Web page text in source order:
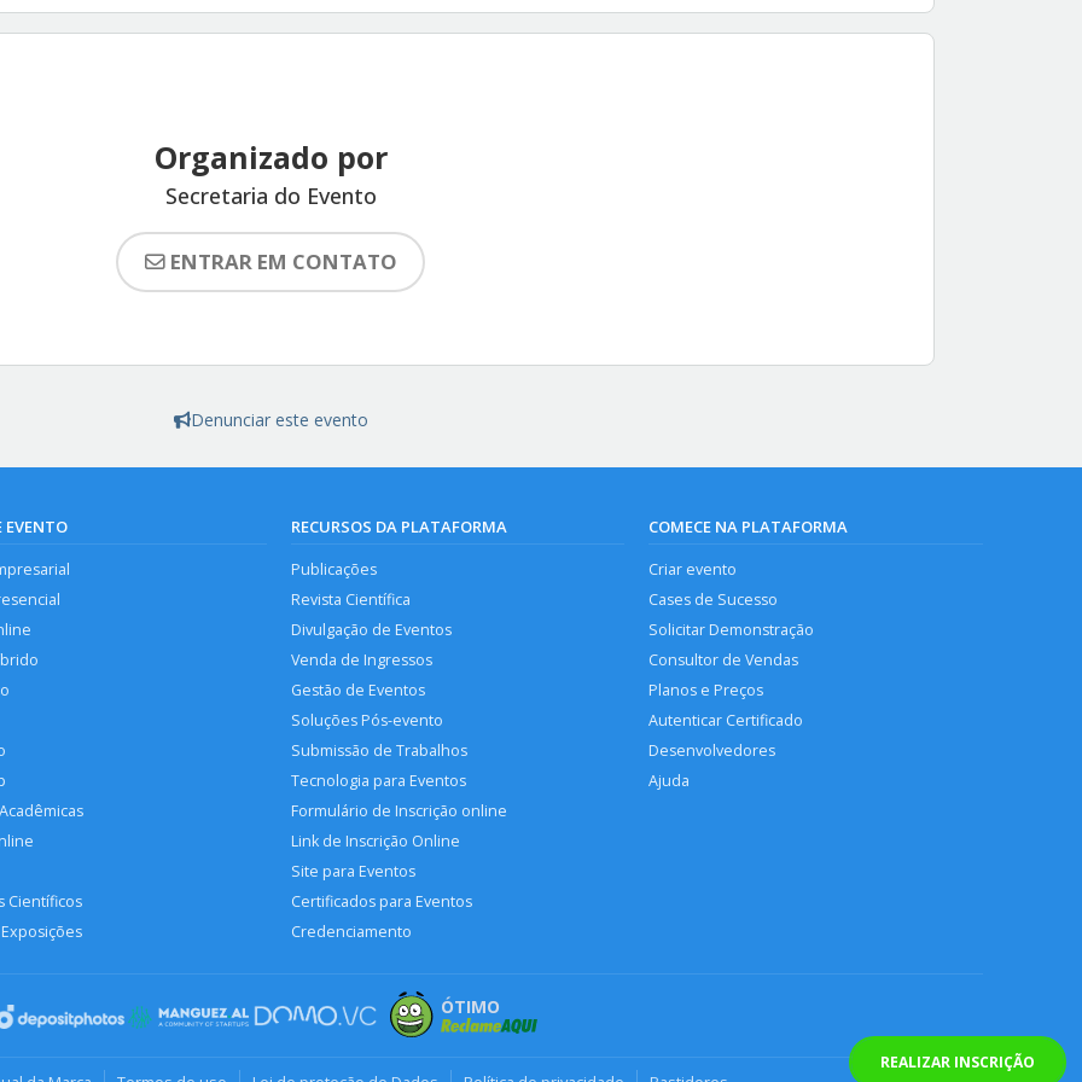
REALIZAR INSCRIÇÃO
Organizado por
Secretaria do Evento
ENTRAR EM CONTATO
Denunciar este evento
EVENTO
Científicos
RECURSOS DA PLATAFORMA
Publicações
Revista Científica
Divulgação de Eventos
Venda de Ingressos
Gestão de Eventos
Soluções Pós-evento
Submissão de Trabalhos
Tecnologia para Eventos
Formulário de Inscrição online
Link de Inscrição Online
Site para Eventos
Certificados para Eventos
Credenciamento
COMECE NA PLATAFORMA
Criar evento
Cases de Sucesso
Solicitar Demonstração
Consultor de Vendas
Planos e Preços
Autenticar Certificado
Desenvolvedores
Ajuda
ÓTIMO